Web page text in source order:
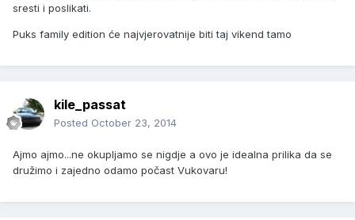
sresti i poslikati.
Puks family edition će najvjerovatnije biti taj vikend tamo
kile_passat
Posted October 23, 2014
Ajmo ajmo...ne okupljamo se nigdje a ovo je idealna prilika da se
družimo i zajedno odamo počast Vukovaru!